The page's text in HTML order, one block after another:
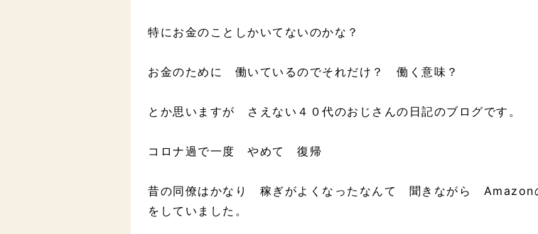
特にお金のことしかいてないのかな？
お金のために 働いているのでそれだけ？ 働く意味？
とか思いますが さえない４０代のおじさんの日記のブログです。
コロナ過で一度 やめて 復帰
昔の同僚はかなり 稼ぎがよくなったなんて 聞きながら Amazon
をしていました。